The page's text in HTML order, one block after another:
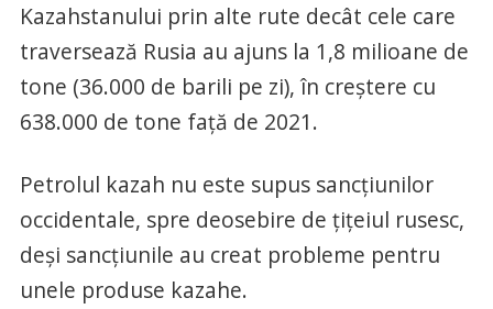
Kazahstanului prin alte rute decât cele care
traversează Rusia au ajuns la 1,8 milioane de
tone (36.000 de barili pe zi), în creștere cu
638.000 de tone față de 2021.
Petrolul kazah nu este supus sancțiunilor
occidentale, spre deosebire de țițeiul rusesc,
deși sancțiunile au creat probleme pentru
unele produse kazahe.